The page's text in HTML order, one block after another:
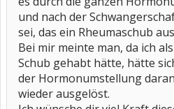
und nach der
sei, das ein Rheumaschub
Bei mir meinte man, da ich
Schub gehabt hätte, hätte
der Hormonumstellung
wieder ausgelöst.